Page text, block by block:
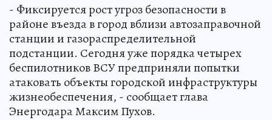
- Фиксируется рост угроз безопасности в
районе въезда в город вблизи автозаправочной
станции и газораспределительной
подстанции. Сегодня уже порядка четырех
беспилотников ВСУ предприняли попытки
атаковать объекты городской инфраструктуры
жизнеобеспечения, - сообщает глава
Энергодара Максим Пухов.